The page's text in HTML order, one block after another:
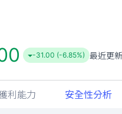
-31.00 (-6.85%) 最近更
利能力 安全性分析